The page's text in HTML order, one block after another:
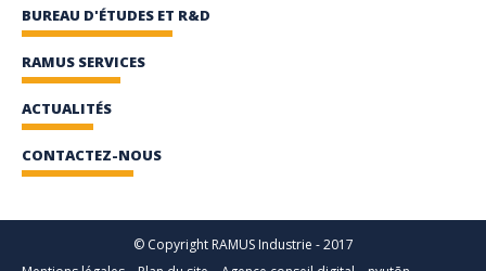
BUREAU D'ÉTUDES ET R&D
RAMUS SERVICES
ACTUALITÉS
CONTACTEZ-NOUS
© Copyright RAMUS Industrie - 2017